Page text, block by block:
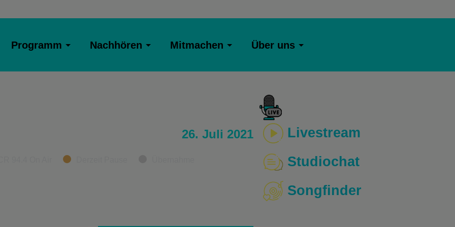
Programm Nachhören Mitmachen Über uns
26. Juli 2021
Livestream
Studiochat
Songfinder